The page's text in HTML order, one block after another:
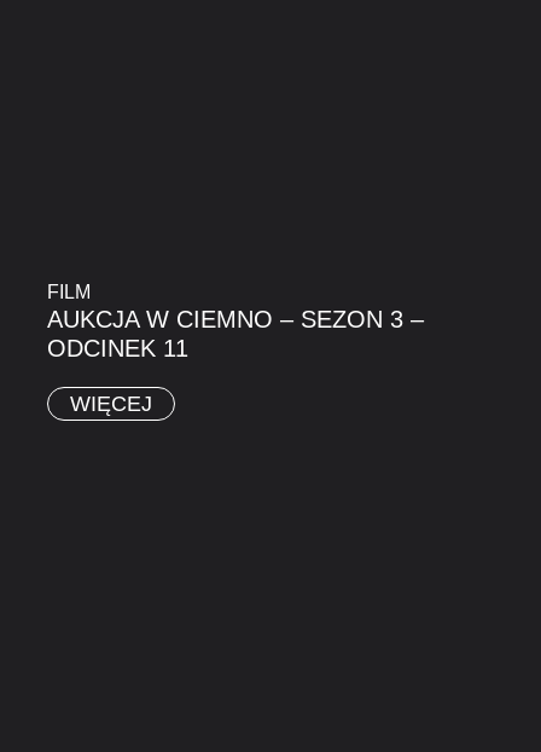
FILM
AUKCJA W CIEMNO – SEZON 3 –
ODCINEK 11
WIĘCEJ